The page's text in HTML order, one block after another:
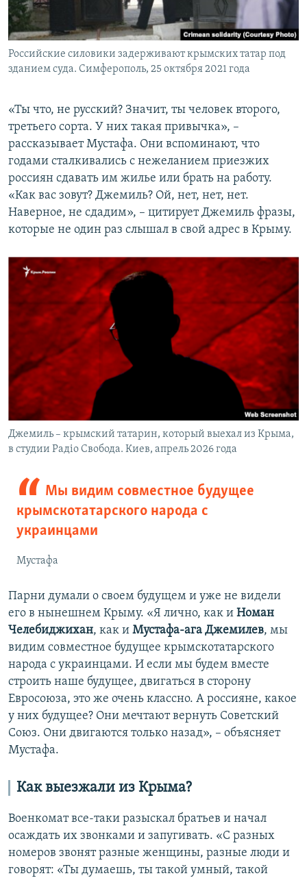
Российские силовики задерживают крымских татар под
зданием суда. Симферополь, 25 октября 2021 года
«Ты что, не русский? Значит, ты человек второго,
третьего сорта. У них такая привычка», –
рассказывает Мустафа. Они вспоминают, что
годами сталкивались с нежеланием приезжих
россиян сдавать им жилье или брать на работу.
«Как вас зовут? Джемиль? Ой, нет, нет, нет.
Наверное, не сдадим», – цитирует Джемиль фразы,
которые не один раз слышал в свой адрес в Крыму.
Джемиль – крымский татарин, который выехал из Крыма,
в студии Радіо Свобода. Киев, апрель 2026 года
Мы видим совместное будущее
крымскотатарского народа с
украинцами
Мустафа
Парни думали о своем будущем и уже не видели
его в нынешнем Крыму. «Я лично, как и Номан
Челебиджихан, как и Мустафа-ага Джемилев, мы
видим совместное будущее крымскотатарского
народа с украинцами. И если мы будем вместе
строить наше будущее, двигаться в сторону
Евросоюза, это же очень классно. А россияне, какое
у них будущее? Они мечтают вернуть Советский
Союз. Они двигаются только назад», – объясняет
Мустафа.
Как выезжали из Крыма?
Военкомат все-таки разыскал братьев и начал
осаждать их звонками и запугивать. «С разных
номеров звонят разные женщины, разные люди и
говорят: «Ты думаешь, ты такой умный, такой